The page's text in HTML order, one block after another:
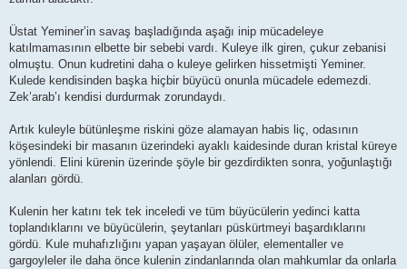
Üstat Yeminer’in savaş başladığında aşağı inip mücadeleye
katılmamasının elbette bir sebebi vardı. Kuleye ilk giren, çukur zebanisi
olmuştu. Onun kudretini daha o kuleye gelirken hissetmişti Yeminer.
Kulede kendisinden başka hiçbir büyücü onunla mücadele edemezdi.
Zek’arab’ı kendisi durdurmak zorundaydı.
Artık kuleyle bütünleşme riskini göze alamayan habis liç, odasının
köşesindeki bir masanın üzerindeki ayaklı kaidesinde duran kristal küreye
yönlendi. Elini kürenin üzerinde şöyle bir gezdirdikten sonra, yoğunlaştığı
alanları gördü.
Kulenin her katını tek tek inceledi ve tüm büyücülerin yedinci katta
toplandıklarını ve büyücülerin, şeytanları püskürtmeyi başardıklarını
gördü. Kule muhafızlığını yapan yaşayan ölüler, elementaller ve
gargoyleler ile daha önce kulenin zindanlarında olan mahkumlar da onlarla